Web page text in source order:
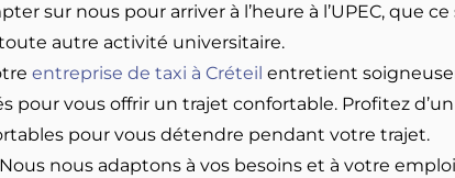
sur nous pour arriver à l’heure à l’UPEC, que
autre activité universitaire.
entreprise de taxi à Créteil entretient
pour vous offrir un trajet confortable. Profitez
pour vous détendre pendant votre trajet.
nous adaptons à vos besoins et à votre